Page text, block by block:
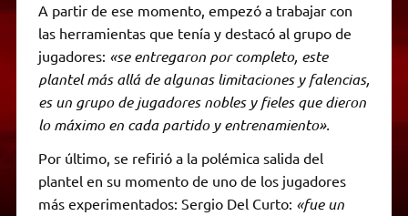
A partir de ese momento, empezó a trabajar con
las herramientas que tenía y destacó al grupo de
jugadores: «se entregaron por completo, este
plantel más allá de algunas limitaciones y falencias,
es un grupo de jugadores nobles y fieles que dieron
lo máximo en cada partido y entrenamiento».
Por último, se refirió a la polémica salida del
plantel en su momento de uno de los jugadores
más experimentados: Sergio Del Curto: «fue un